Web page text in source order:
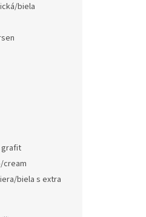
biela
grafit
cream
biela s extra